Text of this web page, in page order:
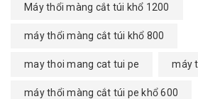
Máy thổi màng cắt túi khổ 1200
máy thổi màng cắt túi khổ 800
may thoi mang cat tui pe máy
máy thổi màng cắt túi pe khổ 600